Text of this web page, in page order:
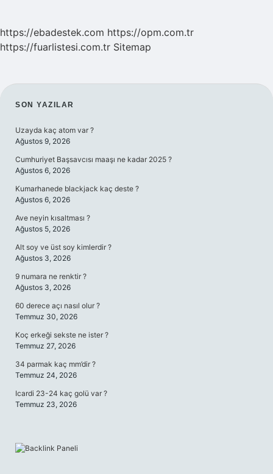
https://ebadestek.com https://opm.com.tr
https://fuarlistesi.com.tr Sitemap
SIDEBAR
SON YAZILAR
Uzayda kaç atom var ?
Ağustos 9, 2026
Cumhuriyet Başsavcısı maaşı ne kadar 2025 ?
Ağustos 6, 2026
Kumarhanede blackjack kaç deste ?
Ağustos 6, 2026
Ave neyin kısaltması ?
Ağustos 5, 2026
Alt soy ve üst soy kimlerdir ?
Ağustos 3, 2026
9 numara ne renktir ?
Ağustos 3, 2026
60 derece açı nasıl olur ?
Temmuz 30, 2026
Koç erkeği sekste ne ister ?
Temmuz 27, 2026
34 parmak kaç mm’dir ?
Temmuz 24, 2026
Icardi 23-24 kaç golü var ?
Temmuz 23, 2026